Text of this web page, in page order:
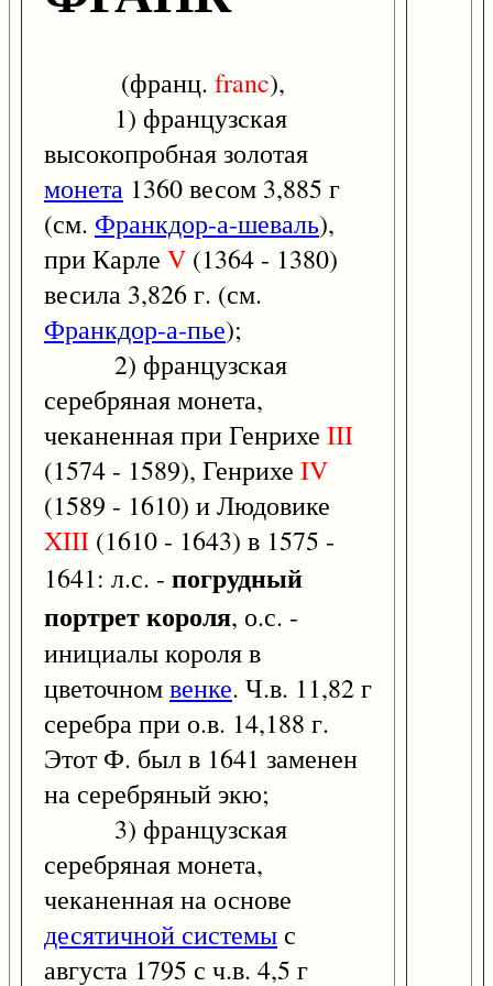
(франц. franc),
1) французская
высокопробная золотая
монета 1360 весом 3,885 г
(см. Франкдор-а-шеваль),
при Карле V (1364 - 1380)
весила 3,826 г. (см.
Франкдор-а-пье);
2) французская
серебряная монета,
чеканенная при Генрихе III
(1574 - 1589), Генрихе IV
(1589 - 1610) и Людовике
XIII (1610 - 1643) в 1575 -
1641: л.с. - погрудный
портреткороля, о.с. -
инициалы короля в
цветочномвенке. Ч.в. 11,82 г
серебра при о.в. 14,188 г.
Этот Ф. был в 1641 заменен
на серебряный экю;
3) французская
серебряная монета,
чеканенная на основе
десятичной системы с
августа 1795 с ч.в. 4,5 г